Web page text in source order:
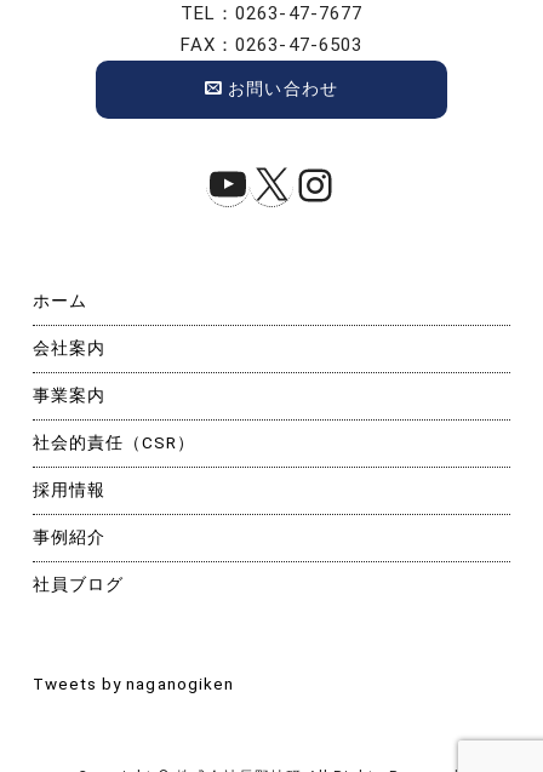
TEL：0263-47-7677
FAX：0263-47-6503
お問い合わせ
YouTube
X Instagram
ホーム
会社案内
事業案内
社会的責任（CSR）
採用情報
事例紹介
社員ブログ
Tweets by naganogiken